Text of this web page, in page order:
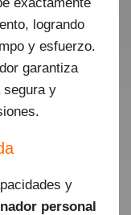
logrando
y esfuerzo.
garantiza
segura y
y
personal